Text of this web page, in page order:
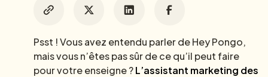
Psst ! Vous avez entendu parler de Hey Pongo,
mais vous n’êtes pas sûr de ce qu’il peut faire
pour votre enseigne ?L’assistant marketing des